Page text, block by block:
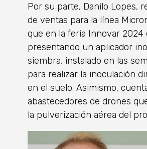
Por su parte, Danilo Lopes,
de ventas para la línea
que en la feria Innovar 2024
presentando un aplicador
siembra, instalado en las
para realizar la inoculación
en el suelo. Asimismo,
abastecedores de drones
la pulverización aérea del